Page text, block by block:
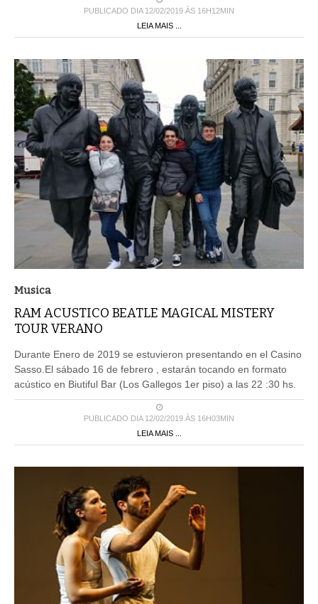
PUBLICADO DIA 12/02/2019 ÀS 16H12MIN
LEIA MAIS ...
Musica
RAM ACUSTICO BEATLE MAGICAL MISTERY
TOUR VERANO
Durante Enero de 2019 se estuvieron presentando en el Casino
Sasso.El sábado 16 de febrero , estarán tocando en formato
acústico en Biutiful Bar (Los Gallegos 1er piso) a las 22 :30 hs.
PUBLICADO DIA 12/02/2019 ÀS 16H03MIN
LEIA MAIS ...